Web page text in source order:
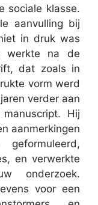
sociale klasse.
aanvulling bij
in druk was
werkte na de
dat zoals in
vorm werd
verder aan
Hij
aanmerkingen
en verwerkte
onderzoek.
voor een